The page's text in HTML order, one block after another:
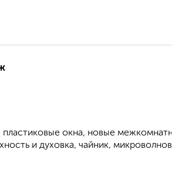
окна, новые
и духовка, чайник,